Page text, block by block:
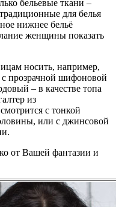
бельевые ткани –
для белья
нижнее бельё
женщины показать
носить, например,
прозрачной шифоновой
– в качестве топа
из
с тонкой
или с джинсовой
от Вашей фантазии и